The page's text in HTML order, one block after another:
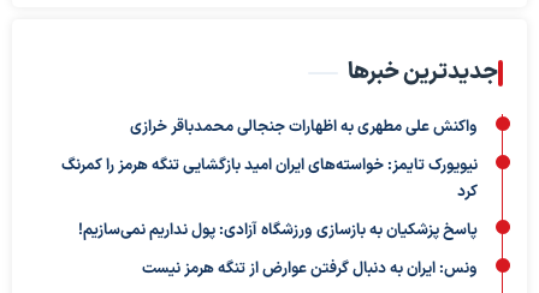
جدیدترین خبرها
واکنش علی مطهری به اظهارات جنجالی محمدباقر خرازی
نیویورک تایمز: خواسته‌های ایران امید بازگشایی تنگه هرمز را کمرنگ
کرد
پاسخ پزشکیان به بازسازی ورزشگاه آزادی: پول نداریم نمی‌سازیم!
ونس: ایران به دنبال گرفتن عوارض از تنگه هرمز نیست